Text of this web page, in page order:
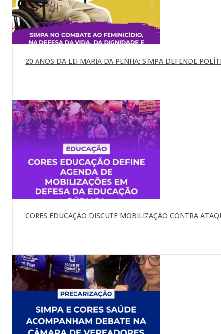
20 ANOS DA LEI MARIA DA PENHA: SIMPA DEFENDE
CORES EDUCAÇÃO DISCUTE MOBILIZAÇÃO CONTRA